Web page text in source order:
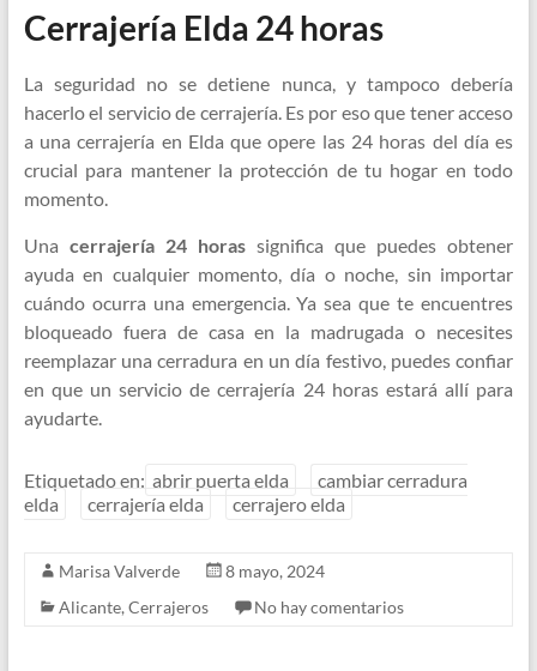
Cerrajería Elda 24 horas
La seguridad no se detiene nunca, y tampoco debería
hacerlo el servicio de cerrajería. Es por eso que tener acceso
a una cerrajería en Elda que opere las 24 horas del día es
crucial para mantener la protección de tu hogar en todo
momento.
Una cerrajería 24 horassignifica que puedes obtener
ayuda en cualquier momento, día o noche, sin importar
cuándo ocurra una emergencia. Ya sea que te encuentres
bloqueado fuera de casa en la madrugada o necesites
reemplazar una cerradura en un día festivo, puedes confiar
en que un servicio de cerrajería 24 horas estará allí para
ayudarte.
Etiquetado en: abrir puerta elda
cambiar cerradura
elda
cerrajería elda cerrajero elda
Marisa Valverde
8 mayo, 2024
Alicante,Cerrajeros No hay comentarios